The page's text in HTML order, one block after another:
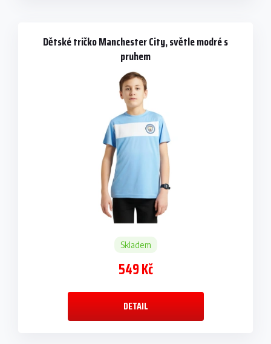
Dětské tričko Manchester City, světle modré s
pruhem
Skladem
549 Kč
DETAIL